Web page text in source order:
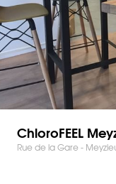
ChloroFEEL
Rue de la Gare -